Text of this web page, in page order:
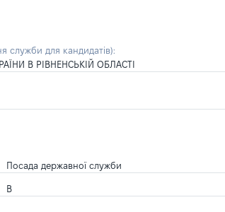
служби для кандидатів):
В РІВНЕНСЬКІЙ ОБЛАСТІ
Посада державної служби
В